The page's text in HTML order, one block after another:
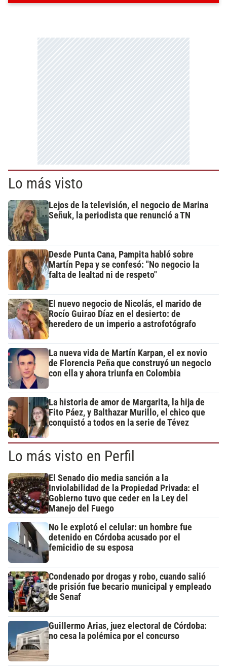
Lo más visto
Lejos de la televisión, el negocio de Marina
Señuk, la periodista que renunció a TN
Desde Punta Cana, Pampita habló sobre
Martín Pepa y se confesó: "No negocio la
falta de lealtad ni de respeto"
El nuevo negocio de Nicolás, el marido de
Rocío Guirao Díaz en el desierto: de
heredero de un imperio a astrofotógrafo
La nueva vida de Martín Karpan, el ex novio
de Florencia Peña que construyó un negocio
con ella y ahora triunfa en Colombia
La historia de amor de Margarita, la hija de
Fito Páez, y Balthazar Murillo, el chico que
conquistó a todos en la serie de Tévez
Lo más visto en Perfil
El Senado dio media sanción a la
Inviolabilidad de la Propiedad Privada: el
Gobierno tuvo que ceder en la Ley del
Manejo del Fuego
No le explotó el celular: un hombre fue
detenido en Córdoba acusado por el
femicidio de su esposa
Condenado por drogas y robo, cuando salió
de prisión fue becario municipal y empleado
de Senaf
Guillermo Arias, juez electoral de Córdoba:
no cesa la polémica por el concurso